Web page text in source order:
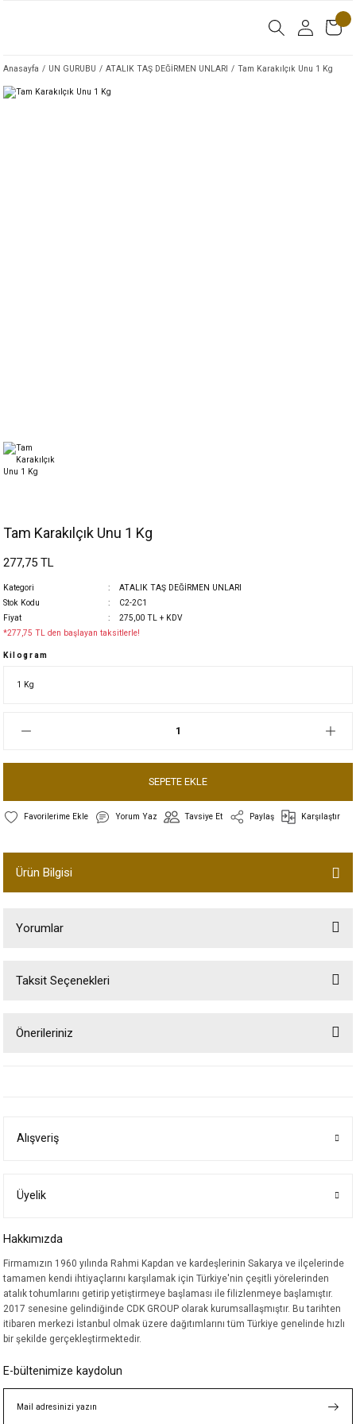
Anasayfa UN GURUBU ATALIK TAŞ DEĞİRMEN UNLARI Tam Karakılçık Unu 1 Kg
Tam Karakılçık Unu 1 Kg
277,75 TL
Kategori
ATALIK TAŞ DEĞİRMEN UNLARI
Stok Kodu
C2-2C1
Fiyat
275,00 TL + KDV
*277,75 TL den başlayan taksitlerle!
Kilogram
SEPETE EKLE
Yorum Yaz Tavsiye Et Paylaş Karşılaştır
Ürün Bilgisi
Yorumlar
Taksit Seçenekleri
Önerileriniz
Ürün bilgilerinde hatalar bulunuyor.
Bu ürüne benzer farklı alternatifler olmalı.
Alışveriş
Üyelik
Hakkımızda
Firmamızın 1960 yılında Rahmi Kapdan ve kardeşlerinin Sakarya ve ilçelerinde
tamamen kendi ihtiyaçlarını karşılamak için Türkiye'nin çeşitli yörelerinden
atalık tohumlarını getirip yetiştirmeye başlaması ile filizlenmeye başlamıştır.
2017 senesine gelindiğinde CDK GROUP olarak kurumsallaşmıştır. Bu tarihten
itibaren merkezi İstanbul olmak üzere dağıtımlarını tüm Türkiye genelinde hızlı
bir şekilde gerçekleştirmektedir.
E-bültenimize kaydolun